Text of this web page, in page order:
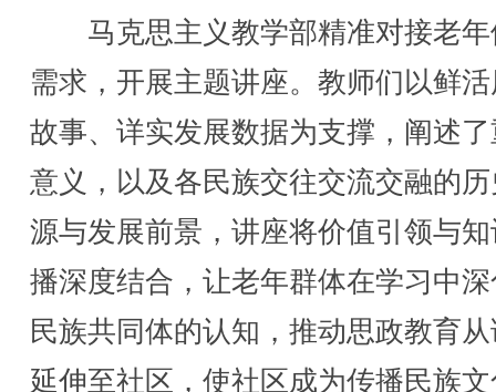
马克思主义教学部精准对接老年
需求，开展主题讲座。教师们以鲜
故事、详实发展数据为支撑，阐述
意义，以及各民族交往交流交融的
源与发展前景，讲座将价值引领与
播深度结合，让老年群体在学习中
民族共同体的认知，推动思政教育
延伸至社区，使社区成为传播民族